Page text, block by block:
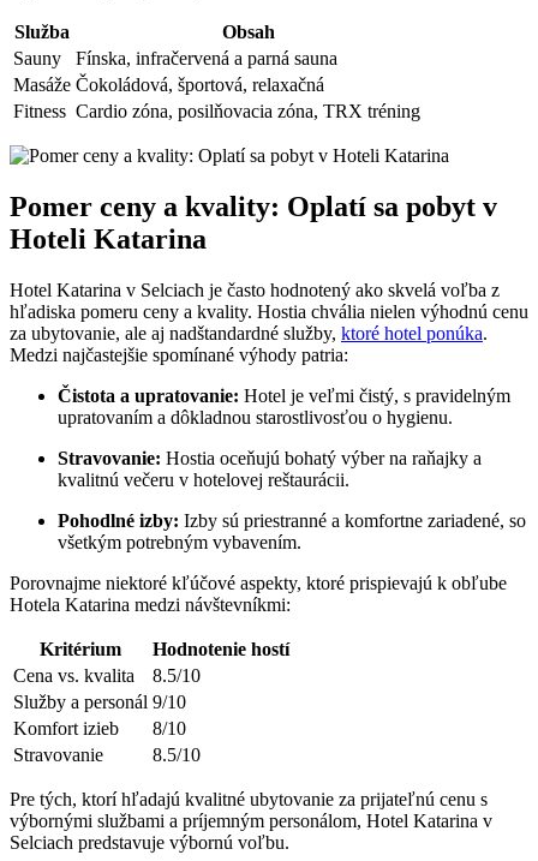
Služba
Obsah
Sauny
Fínska, infračervená a parná sauna
Masáže Čokoládová, športová, relaxačná
Fitness Cardio zóna, posilňovacia zóna, TRX tréning
Pomer ceny a kvality: Oplatí sa pobyt v
Hoteli Katarina
Hotel Katarina v Selciach je často hodnotený ako skvelá voľba z
hľadiska pomeru ceny a kvality. Hostia chvália nielen výhodnú cenu
za ubytovanie, ale aj nadštandardné služby, ktoré hotel ponúka.
Medzi najčastejšie spomínané výhody patria:
Čistota a upratovanie: Hotel je veľmi čistý, s pravidelným
upratovaním a dôkladnou starostlivosťou o hygienu.
Stravovanie: Hostia oceňujú bohatý výber na raňajky a
kvalitnú večeru v hotelovej reštaurácii.
Pohodlné izby: Izby sú priestranné a komfortne zariadené, so
všetkým potrebným vybavením.
Porovnajme niektoré kľúčové aspekty, ktoré prispievajú k obľube
Hotela Katarina medzi návštevníkmi:
Kritérium
Hodnotenie hostí
Cena vs. kvalita
8.5/10
Služby a personál 9/10
Komfort izieb
8/10
Stravovanie
8.5/10
Pre tých, ktorí hľadajú kvalitné ubytovanie za prijateľnú cenu s
výbornými službami a príjemným personálom, Hotel Katarina v
Selciach predstavuje výbornú voľbu.